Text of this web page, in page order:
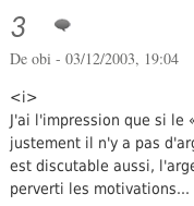
3
De obi - 03/12/2003, 19:04
<i>
J'ai l'impression que si le
justement il n'y a pas
est discutable aussi,
perverti les